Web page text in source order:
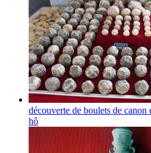
découverte de boulets de canon
hô